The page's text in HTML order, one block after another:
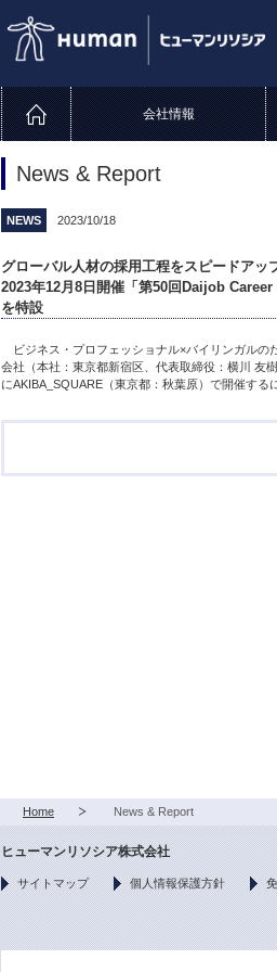
会社情報
News & Report
NEWS 2023/10/18
グローバル人材の採用工程をスピードアッ
2023年12月8日開催「第50回Daijob
を特設
ビジネス・プロフェッショナル×バイリンガルの
会社（本社：東京都新宿区、代表取締役：横川 友
にAKIBA_SQUARE（東京都：秋葉原）で開催する
Home News & Report
ヒューマンリソシア株式会社
サイトマップ 個人情報保護方針